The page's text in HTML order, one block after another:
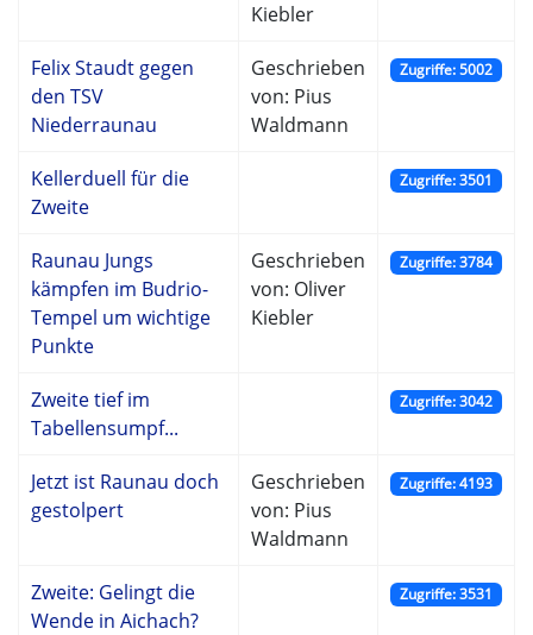
Kiebler
Felix Staudt gegen
den TSV
Niederraunau
Geschrieben
von: Pius
Waldmann
Zugriffe: 5002
Kellerduell für die
Zweite
Zugriffe: 3501
Raunau Jungs
kämpfen im Budrio-
Tempel um wichtige
Punkte
Geschrieben
von: Oliver
Kiebler
Zugriffe: 3784
Zweite tief im
Tabellensumpf...
Zugriffe: 3042
Jetzt ist Raunau doch
gestolpert
Geschrieben
von: Pius
Waldmann
Zugriffe: 4193
Zweite: Gelingt die
Wende in Aichach?
Zugriffe: 3531